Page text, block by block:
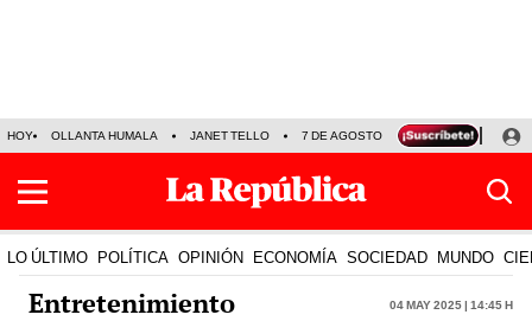
HOY OLLANTA HUMALA JANET TELLO 7 DE AGOSTO TINKA RESULTADOS
LO ÚLTIMO POLÍTICA OPINIÓN ECONOMÍA SOCIEDAD MUNDO
Entretenimiento 04 May 2025 | 14:45 h